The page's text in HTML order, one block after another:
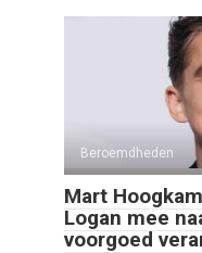
Beroemdheden
Mart
Logan mee
voorgoed